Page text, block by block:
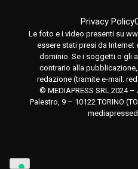
Privacy Policy
Le foto e i video presenti su
essere stati presi da
dominio. Se i soggetti o gli
contrario alla
redazione (tramite e-mail:
© MEDIAPRESS SRL 2024
Palestro, 9 – 10122 TORINO